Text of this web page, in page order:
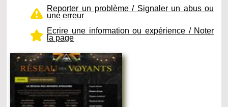
Reporter un problème / Signaler un abus ou
une erreur
Ecrire une information ou expérience / Noter
la page